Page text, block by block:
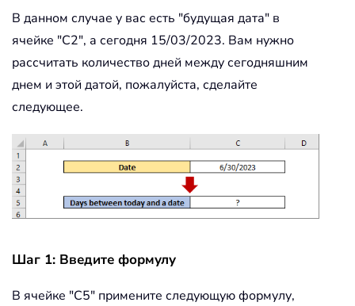
В данном случае у вас есть "будущая дата" в
ячейке "C2", а сегодня 15/03/2023. Вам нужно
рассчитать количество дней между сегодняшним
днем и этой датой, пожалуйста, сделайте
следующее.
Шаг 1: Введите формулу
В ячейке "C5" примените следующую формулу,